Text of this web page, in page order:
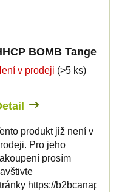
- 2ml
BOMB
v prodeji (>5 ks)
produkt již není v
Pro jeho
prosím
https://